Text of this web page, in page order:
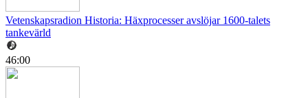
Vetenskapsradion Historia: Häxprocesser avslöjar 1600-talets
tankevärld
46:00